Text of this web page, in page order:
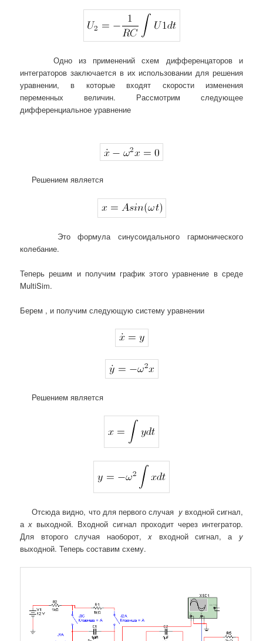
Одно из применений схем дифференцаторов и
интеграторов заключается в их использовании для решения
уравнении, в которые входят скорости изменения
переменных величин. Рассмотрим следующее
дифференциальное уравнение
Решением является
Это формула синусоидального гармонического
колебание.
Теперь решим и получим график этого уравнение в среде
MultiSim.
Берем , и получим следующую систему уравнении
Решением является
Отсюда видно, что для первого случая yвходной сигнал,
ах выходной. Входной сигнал проходит через интегратор.
Для второго случая наоборот, x входной сигнал, а y
выходной. Теперь составим схему.